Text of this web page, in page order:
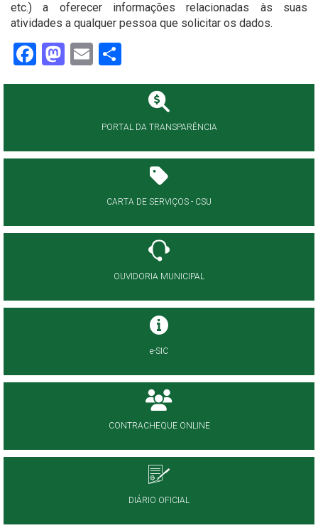
etc.) a oferecer informações relacionadas às suas
atividades a qualquer pessoa que solicitar os dados.
Facebook
Mastodon
Email
PORTAL DA TRANSPARÊNCIA
CARTA DE SERVIÇOS - CSU
OUVIDORIA MUNICIPAL
e-SIC
CONTRACHEQUE ONLINE
DIÁRIO OFICIAL